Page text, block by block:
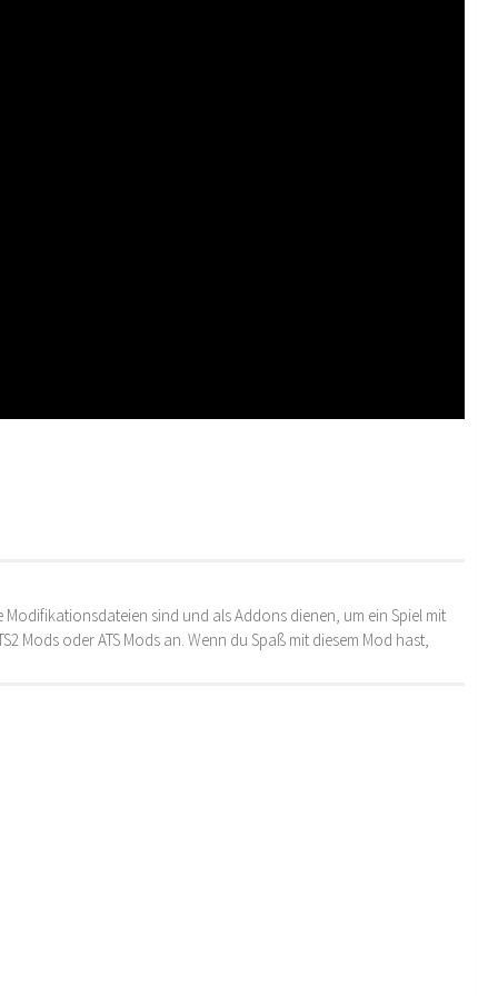
sind und als Addons dienen, um ein Spiel mit
Mods oder ATS Mods an. Wenn du Spaß mit diesem Mod hast,